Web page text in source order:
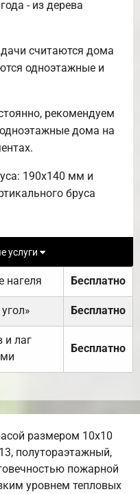
- из дерева
считаются дома
одноэтажные и
рекомендуем
дома на
190х140 мм и
бруса
услуги
нагеля Бесплатно
Бесплатно
и лаг
Бесплатно
размером 10х10
полутораэтажный,
пожарной
уровнем тепловых